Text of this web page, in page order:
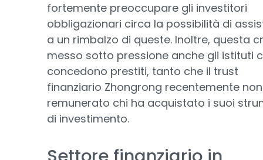
fortemente preoccupare gli investitori
obbligazionari circa la possibilità di
a un rimbalzo di queste. Inoltre, questa
messo sotto pressione anche gli istituti
concedono prestiti, tanto che il trust
finanziario Zhongrong recentemente
remunerato chi ha acquistato i suoi
di investimento.